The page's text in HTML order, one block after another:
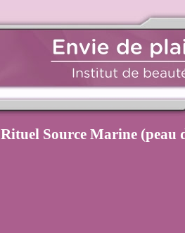
Rituel Source Marine (peau